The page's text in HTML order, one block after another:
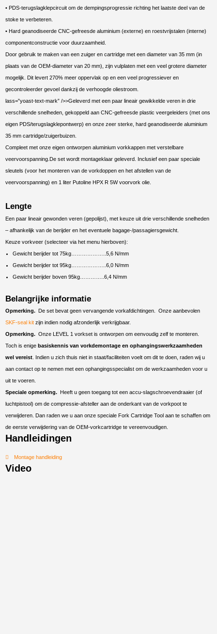
• PDS-terugslagklepcircuit om de dempingsprogressie richting het laatste deel van de
stoke te verbeteren.
• Hard geanodiseerde CNC-gefreesde aluminium (externe) en roestvrijstalen (interne)
componentconstructie voor duurzaamheid.
Door gebruik te maken van een zuiger en cartridge met een diameter van 35 mm (in
plaats van de OEM-diameter van 20 mm), zijn vulplaten met een veel grotere diameter
mogelijk. Dit levert 270% meer oppervlak op en een veel progressiever en
gecontroleerder gevoel dankzij de verhoogde oliestroom.
lass=”yoast-text-mark” />>Geleverd met een paar lineair gewikkelde veren in drie
verschillende snelheden, gekoppeld aan CNC-gefreesde plastic veergeleiders (met ons
eigen PDS/terugslagklepontwerp) en onze zeer sterke, hard geanodiseerde aluminium
35 mm cartridge/zuigerbuizen.
Compleet met onze eigen ontworpen aluminium vorkkappen met verstelbare
veervoorspanning.De set wordt montageklaar geleverd. Inclusief een paar speciale
sleutels (voor het monteren van de vorkdoppen en het afstellen van de
veervoorspanning) en 1 liter Putoline HPX R 5W voorvork olie.
Lengte
Een paar lineair gewonden veren (gepolijst), met keuze uit drie verschillende snelheden
– afhankelijk van de berijder en het eventuele bagage-/passagiersgewicht.
Keuze vorkveer (selecteer via het menu hierboven):
Gewicht berijder tot 75kg………………..5,6 N/mm
Gewicht berijder tot 95kg………………..6,0 N/mm
Gewicht berijder boven 95kg…………..6,4 N/mm
Belangrijke informatie
Opmerking.
De set bevat geen vervangende vorkafdichtingen. Onze aanbevolen
SKF-seal kit zijn indien nodig afzonderlijk verkrijgbaar.
Opmerking. Onze LEVEL 1 vorkset is ontworpen om eenvoudig zelf te monteren.
Toch is enige basiskennis van vorkdemontage en ophangingswerkzaamheden
wel vereist . Indien u zich thuis niet in staat/faciliteiten voelt om dit te doen, raden wij u
aan contact op te nemen met een ophangingsspecialist om de werkzaamheden voor u
uit te voeren.
Speciale opmerking.
Heeft u geen toegang tot een accu-slagschroevendraaier (of
luchtpistool) om de compressie-afsteller aan de onderkant van de vorkpoot te
verwijderen. Dan raden we u aan onze speciale Fork Cartridge Tool aan te schaffen om
de eerste verwijdering van de OEM-vorkcartridge te vereenvoudigen.
Handleidingen
Montage handleiding
Video